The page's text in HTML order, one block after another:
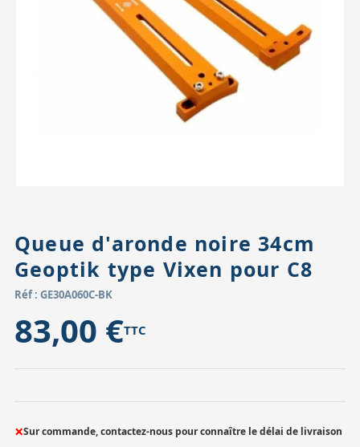
Accessoires pour montures
Têtes
Pièces détachées
Queue d'aronde noire 34cm
Geoptik type Vixen pour C8
Réf : GE30A060C-BK
83,00 €TTC
×Sur commande, contactez-nous pour connaître le délai de livraison